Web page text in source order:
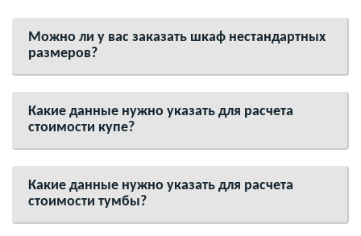
Можно ли у вас заказать шкаф нестандартных
размеров?
Какие данные нужно указать для расчета
стоимости купе?
Какие данные нужно указать для расчета
стоимости тумбы?